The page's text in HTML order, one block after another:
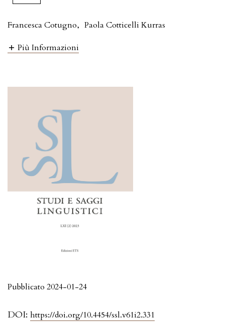
Francesca Cotugno, Paola Cotticelli Kurras
Più Informazioni
DOI: https://doi.org/10.4454/ssl.v61i2.331
Pubblicato 2024-01-24